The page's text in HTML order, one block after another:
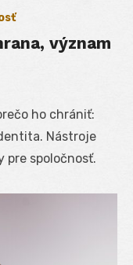
význam
ho chrániť:
Nástroje
pre spoločnosť.